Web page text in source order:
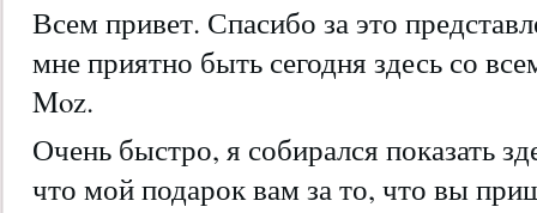
Всем привет. Спасибо за это
мне приятно быть сегодня здесь со
Moz.
Очень быстро, я собирался показать
что мой подарок вам за то, что вы